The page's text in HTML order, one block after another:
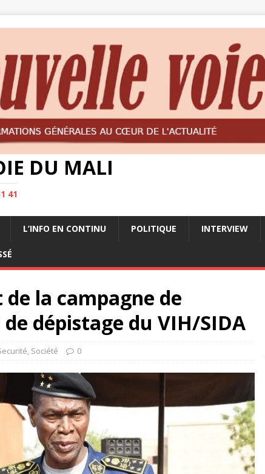
DU MALI
41
L’INFO EN CONTINU POLITIQUE INTERVIEW
la campagne de
dépistage du VIH/SIDA
, Société 0